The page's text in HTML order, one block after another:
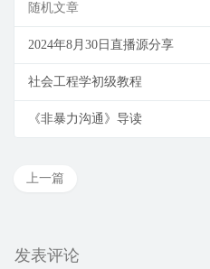
随机文章
2024年8月30日直播源分享
社会工程学初级教程
《非暴力沟通》导读
上一篇
发表评论